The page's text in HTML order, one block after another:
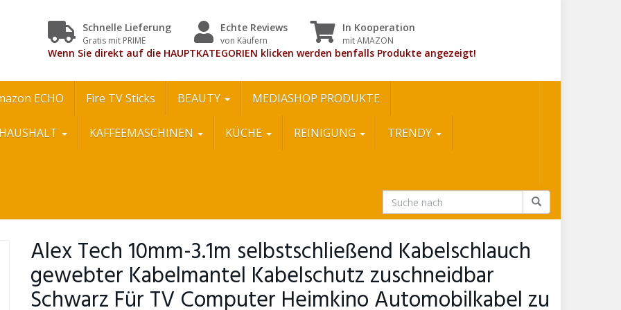
Schnelle Lieferung
Gratis mit PRIME
Echte Reviews
von Käufern
In Kooperation
mit AMAZON
Wenn Sie direkt auf die HAUPTKATEGORIEN klicken werden benfalls Produkte angezeigt!
ECHO Fire TV Sticks BEAUTY MEDIASHOP PRODUKTE
HAUSHALT KAFFEEMASCHINEN KÜCHE REINIGUNG TRENDY
Alex Tech 10mm-3.1m selbstschließend Kabelschlauch
gewebter Kabelmantel Kabelschutz zuschneidbar
Schwarz Für TV Computer Heimkino Automobilkabel zu